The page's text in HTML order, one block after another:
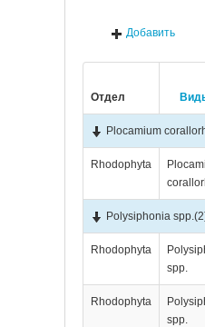
Добавить
Отдел
Plocamium
Rhodophyta
Polysiphonia spp.
Rhodophyta
spp.
Rhodophyta
spp.